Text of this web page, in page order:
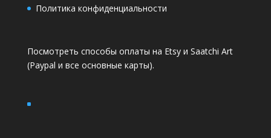
Политика конфиденциальности
Посмотреть способы оплаты на Etsy и Saatchi Art
(Paypal и все основные карты).